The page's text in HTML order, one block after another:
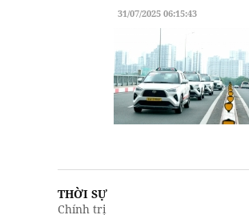
31/07/2025 06:15:43
THỜI SỰ
Chính trị